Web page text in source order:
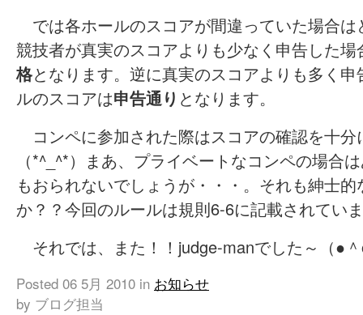
では各ホールのスコアが間違っていた場合
競技者が真実のスコアよりも少なく申告した
格となります。逆に真実のスコアよりも多く
ルのスコアは申告通り となります。
コンペに参加された際はスコアの確認を十分
（*^_^*）まあ、プライベートなコンペの場合
もおられないでしょうが・・・。それも紳士
か？？今回のルールは規則6-6に記載されてい
それでは、また！！judge-manでした～（●
Posted 06 5月 2010 in お知らせ
by ブログ担当